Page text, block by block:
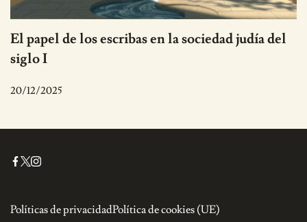
El papel de los escribas en la sociedad judía del
siglo I
20/12/2025
Políticas de privacidadPolítica de cookies (UE)